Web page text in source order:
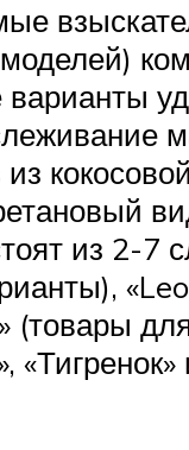
варианты
из 2-7
(товары